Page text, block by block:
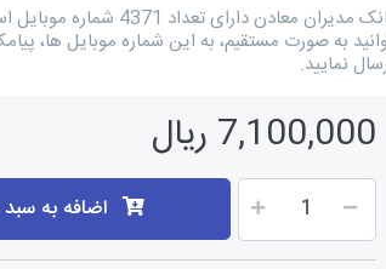
بانک مدیران معادن دارای
به صورت مستقیم، به این شماره موبایل ها،
نمایید.
7,100,000 ریال
اضافه به